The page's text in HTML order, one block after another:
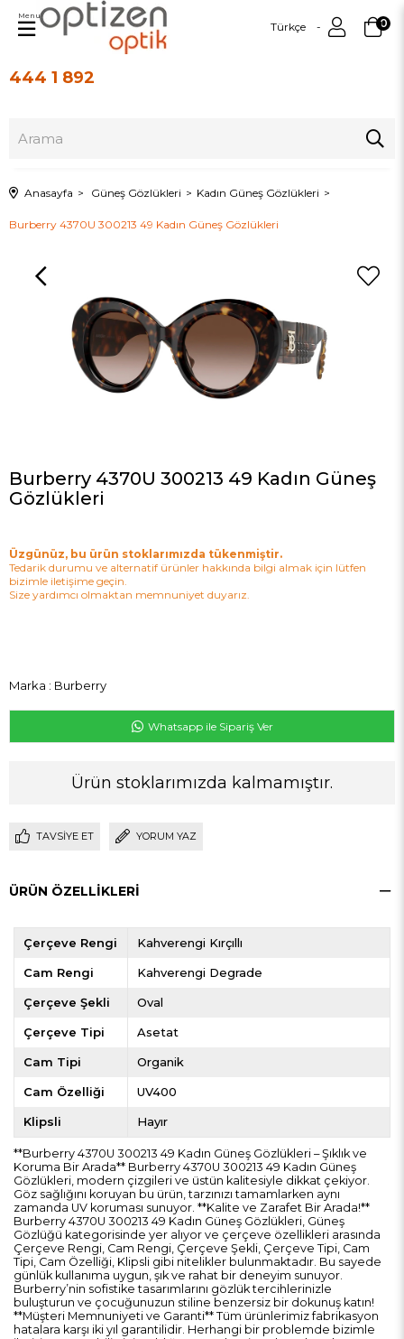
444 1 892
Türkçe 0
Menu
Anasayfa Güneş Gözlükleri Kadın Güneş Gözlükleri
Burberry 4370U 300213 49 Kadın Güneş Gözlükleri
Burberry 4370U 300213 49 Kadın Güneş
Gözlükleri
Üzgünüz, bu ürün stoklarımızda tükenmiştir.
Tedarik durumu ve alternatif ürünler hakkında bilgi almak için lütfen
bizimle iletişime geçin.
Size yardımcı olmaktan memnuniyet duyarız.
Marka : Burberry
Whatsapp ile Sipariş Ver
Ürün stoklarımızda kalmamıştır.
TAVSIYE ET YORUM YAZ
ÜRÜN ÖZELLIKLERI
Çerçeve Rengi Kahverengi Kırçıllı
Cam Rengi Kahverengi Degrade
Çerçeve Şekli Oval
Çerçeve Tipi Asetat
Cam Tipi Organik
Cam Özelliği UV400
Klipsli Hayır
**Burberry 4370U 300213 49 Kadın Güneş Gözlükleri – Şıklık ve
Koruma Bir Arada** Burberry 4370U 300213 49 Kadın Güneş
Gözlükleri, modern çizgileri ve üstün kalitesiyle dikkat çekiyor.
Göz sağlığını koruyan bu ürün, tarzınızı tamamlarken aynı
zamanda UV koruması sunuyor. **Kalite ve Zarafet Bir Arada!**
Burberry 4370U 300213 49 Kadın Güneş Gözlükleri, Güneş
Gözlüğü kategorisinde yer alıyor ve çerçeve özellikleri arasında
Çerçeve Rengi, Cam Rengi, Çerçeve Şekli, Çerçeve Tipi, Cam
Tipi, Cam Özelliği, Klipsli gibi nitelikler bulunmaktadır. Bu sayede
günlük kullanıma uygun, şık ve rahat bir deneyim sunuyor.
Burberry’nin sofistike tasarımlarını gözlük tercihlerinizle
buluşturun ve çocuğunuzun stiline benzersiz bir dokunuş katın!
**Müşteri Memnuniyeti ve Garanti** Tüm ürünlerimiz fabrikasyon
hatalara karşı iki yıl garantilidir. Herhangi bir problemde bizimle